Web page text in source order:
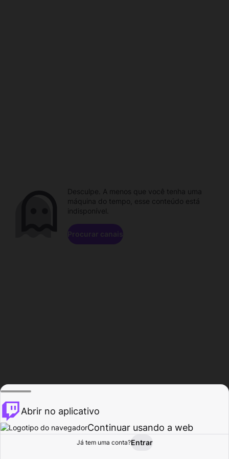
Procurar Atividade
Desculpe. A menos que você tenha uma
máquina do tempo, esse conteúdo está
indisponível.
Procurar canais
Abrir no aplicativo
Continuar usando a web
Já tem uma conta?Entrar